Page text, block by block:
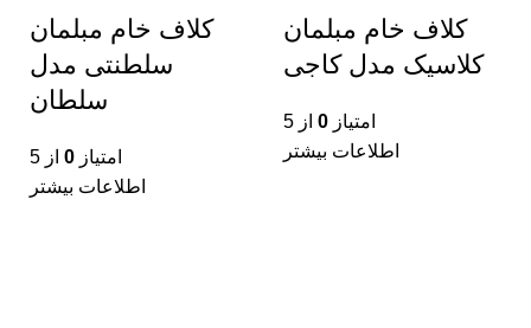
کلاف خام مبلمان
کلاسیک مدل کاجی
امتیاز 0 از 5
اطلاعات بیشتر
کلاف خام مبلمان
سلطنتی مدل
سلطان
امتیاز 0 از 5
اطلاعات بیشتر